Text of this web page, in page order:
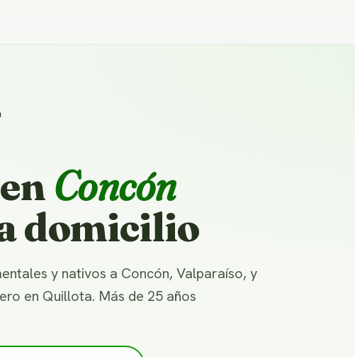
Concón
domicilio
y nativos a Concón, Valparaíso, y
en Quillota. Más de 25 años